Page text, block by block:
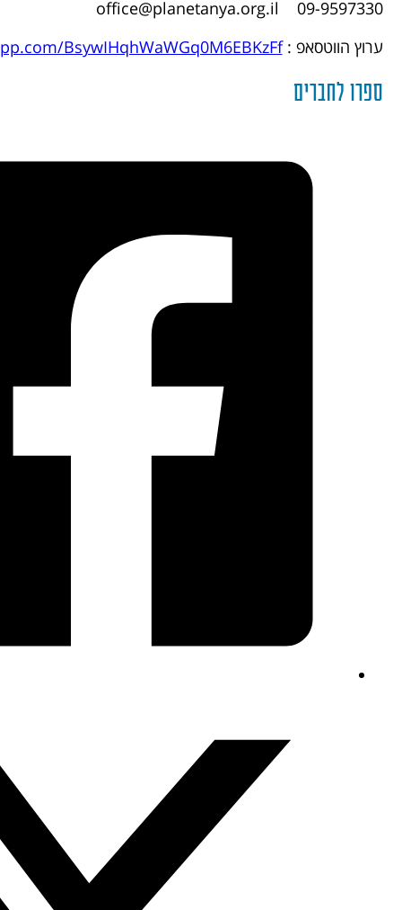
09-9597330 office@planetanya.org.il
ערוץ הווטסאפ :BsywIHqhWaWGq0M6EBKzFf
ספרו לחברים